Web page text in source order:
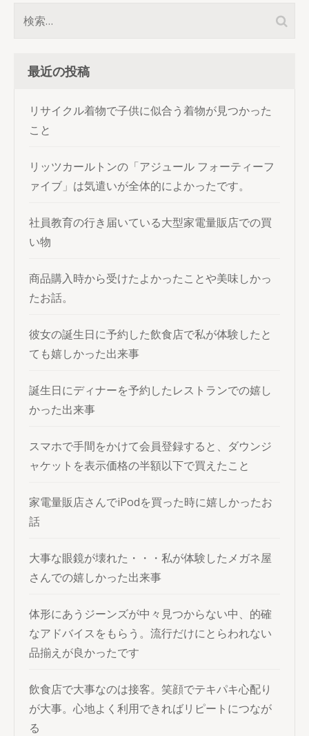
ョ
ン
検
最近の投稿
リサイクル着物で子供に似合う着物が見つかった
こと
リッツカールトンの「アジュール フォーティーフ
ァイブ」は気遣いが全体的によかったです。
社員教育の行き届いている大型家電量販店での買
い物
商品購入時から受けたよかったことや美味しかっ
たお話。
彼女の誕生日に予約した飲食店で私が体験したと
ても嬉しかった出来事
誕生日にディナーを予約したレストランでの嬉し
かった出来事
スマホで手間をかけて会員登録すると、ダウンジ
ャケットを表示価格の半額以下で買えたこと
家電量販店さんでiPodを買った時に嬉しかったお
話
大事な眼鏡が壊れた・・・私が体験したメガネ屋
さんでの嬉しかった出来事
体形にあうジーンズが中々見つからない中、的確
なアドバイスをもらう。流行だけにとらわれない
品揃えが良かったです
飲食店で大事なのは接客。笑顔でテキパキ心配り
が大事。心地よく利用できればリピートにつなが
る